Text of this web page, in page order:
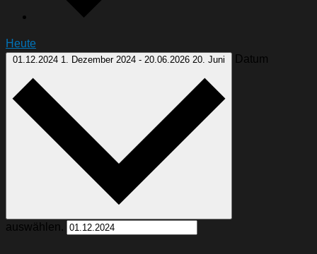
Heute
01.12.2024 1. Dezember 2024 - 20.06.2026 20. Juni Datum
auswählen.